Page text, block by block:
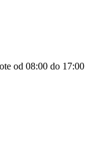
od 08:00 do 17:00